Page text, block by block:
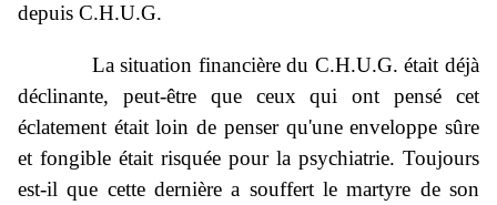
depuis C.H.U.G.
La situation financière du C.H.U.G. était déjà
déclinante, peut-être que ceux qui ont pensé cet
éclatement était loin de penser qu'une enveloppe sûre
et fongible était risquée pour la psychiatrie. Toujours
est-il que cette dernière a souffert le martyre de son